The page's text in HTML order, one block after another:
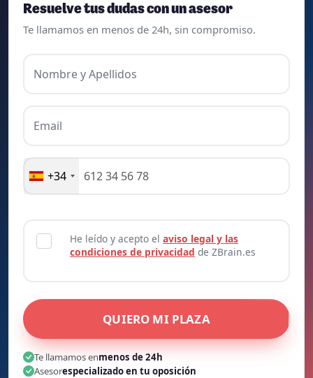
Resuelve tus dudas con un asesor
Te llamamos en menos de 24h, sin compromiso.
Nombre y Apellidos
Email
+34
He leído y acepto elaviso legal y las
condiciones de privacidad de ZBrain.es
QUIERO MI PLAZA
Te llamamos enmenos de 24h
Asesorespecializado en tu oposición